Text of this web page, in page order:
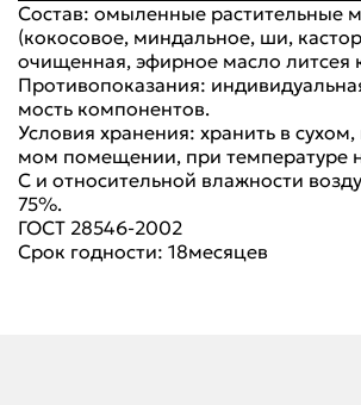
Состав: омыленные растительные
(кокосовое, миндальное, ши,
очищенная, эфирное масло литсея
Противопоказания:
мость компонентов.
Условия хранения: хранить в
мом помещении, при температуре
С и относительной влажности
75%.
ГОСТ 28546-2002
Срок годности: 18месяцев